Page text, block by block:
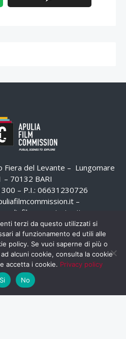
Fiera del Levante – Lungomare
– 70132 BARI
– P.I.: 06631230726
–
terzi da questo utilizzati si
al funzionamento ed utili alle
policy. Se vuoi saperne di più o
alcuni cookie, consulta la cookie
accetta i cookie. Privacy policy
Si
No